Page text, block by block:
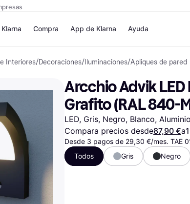
Formas de pago
Paga ahora
Paga en 3 plazos
Paga en 30 días
Financiación
Klarna en Apple Pay
Compras y
Directorio de tiendas
Suscripciones
Invita a un amigo
Compra
Tiendas
Shein
Zalando Prive
Zara
JD Sports
Directorio de tiendas
Compra y
Belleza
Ropa
Juguetes
Hogares e
Audio y Video
Deportes y Aire
Informática
Hazlo tú mismo
App de Klarna Ayuda
Interiores/Decoraciones/ Iluminaciones/Apliques de pared
Arcchio Advik LED
Grafito (RAL 840-
LED, Gris, Negro, Blanco,
Compara precios desde87,90 €a
Desde 3 pagos de 29,30 €/mes. TAE
Todos
Gris Negro